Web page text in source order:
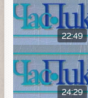
22:49
24:29